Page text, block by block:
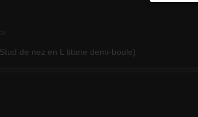
de nez en L titane demi-boule)